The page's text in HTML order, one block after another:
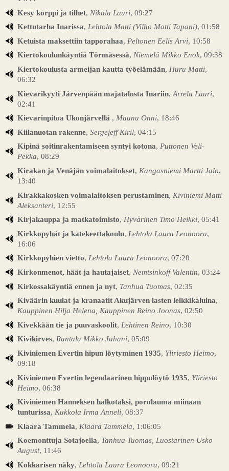
Kesy korppi ja tilhet, Nikula Lauri, 09:27
Kettutarha Inarissa, Lehtola Matti (Vilho Matti Tapani), 01:58
Ketuista maksettiin tapporahaa, Peltonen Eelis Arvi, 10:58
Kiertokoulunkäyntiä Törmäsessä, Niemelä Mikko Enok, 09:38
Kiertokoulusta armeijan kautta työelämään, Huru Matti,
06:32
Kievarikyyti Järvenpään majatalosta Inariin, Arrela Lauri,
02:41
Kievarinpitoa Ukonjärvellä , Maunu Onni, 18:46
Kiilanuotan rakenne, Sergejeff Kiril, 04:15
Kipinä soitinrakentamiseen syntyi kotona, Puttonen Veli-
Pekka, 08:29
Kirakan ja Venäjän voimalaitokset, Kangasniemi Martti Jalo,
13:40
Kirakkakosken voimalaitoksen perustaminen, Kiviniemi Matti
Aleksanteri, 12:55
Kirjakauppa ja matkatoimisto, Hyvärinen Timo Heikki, 05:41
Kirkkopyhät ja katekeettakoulu, Lehtola Laura Leonoora,
16:06
Kirkkopyhien vietto, Lehtola Laura Leonoora, 07:20
Kirkonmenot, häät ja hautajaiset, Nemtsinkoff Valentin, 03:24
Kirkossakäyntiä ennen ja nyt, Tanhua Tuomas, 02:35
Kiväärin kuulat ja kranaatit Akujärven lasten leikkikaluina,
Kauppinen Hilja Helena, Kauppinen Reino Joonas, 02:50
Kivekkään tie ja puuvaskoolit, Lehtinen Reino, 10:30
Kivikirves, Rantala Mikko Juhani, 05:09
Kiviniemen Evertin hipun löytyminen 1935, Yliriesto Heimo,
09:18
Kiviniemen Evertin legendaarinen hippulöytö 1935, Yliriesto
Heimo, 06:38
Kiviniemen Hanneksen halkotaksi, porolauma miinaan
tunturissa, Kukkola Irma Anneli, 08:37
Klaara Tammela, Klaara Tammela, 1:06:05
Koemonttuja Sotajoella, Tanhua Tuomas, Luostarinen Usko
August, 11:46
Kokkarisen näky, Lehtola Laura Leonoora, 09:21